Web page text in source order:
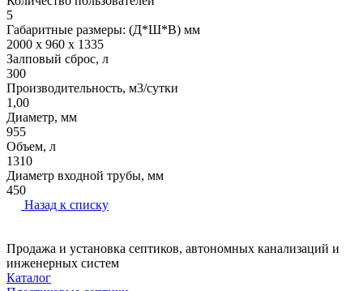
5
Габаритные размеры: (Д*Ш*В) мм
2000 x 960 x 1335
Залповый сброс, л
300
Производительность, м3/сутки
1,00
Диаметр, мм
955
Объем, л
1310
Диаметр входной трубы, мм
450
Назад к списку
Продажа и установка септиков, автономных канализаций и
инженерных систем
Каталог